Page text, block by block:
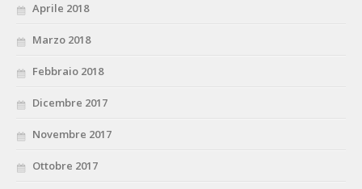
Aprile 2018
Marzo 2018
Febbraio 2018
Dicembre 2017
Novembre 2017
Ottobre 2017